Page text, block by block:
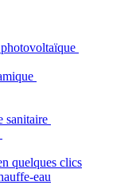
sanitaire
quelques clics
eau